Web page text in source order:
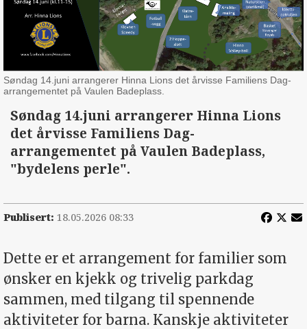
Søndag 14.juni arrangerer Hinna Lions det årvisse Familiens Dag-
arrangementet på Vaulen Badeplass.
Søndag 14.juni arrangerer Hinna Lions
det årvisse Familiens Dag-
arrangementet på Vaulen Badeplass,
"bydelens perle".
Publisert: 18.05.2026 08:33
Dette er et arrangement for familier som
ønsker en kjekk og trivelig parkdag
sammen, med tilgang til spennende
aktiviteter for barna. Kanskje aktiviteter